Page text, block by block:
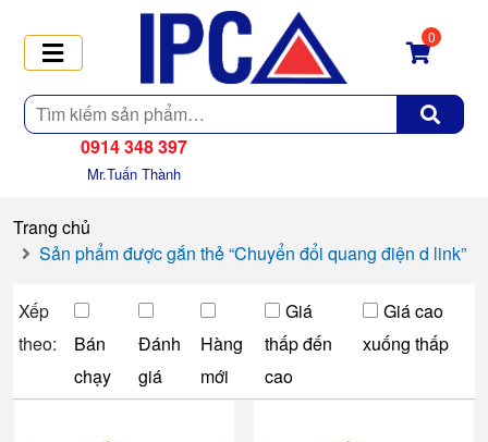
Tìm
kiếm
0
0914 348 397
Mr.Tuấn Thành
Trang chủ
Sản phẩm được gắn thẻ “Chuyển đổi quang điện d link”
Xếp
theo:
Bán
chạy
Đánh
giá
Hàng
mới
Giá
thấp đến
cao
Giá cao
xuống thấp